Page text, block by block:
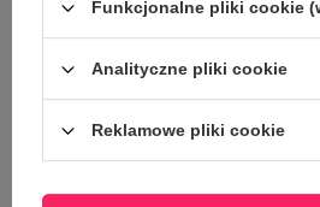
poradnikFunkcjonalne pliki cookie
Analityczne pliki cookie
Reklamowe pliki cookie